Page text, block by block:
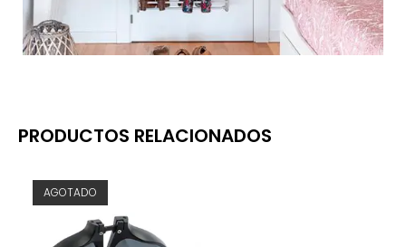
PRODUCTOS RELACIONADOS
AGOTADO